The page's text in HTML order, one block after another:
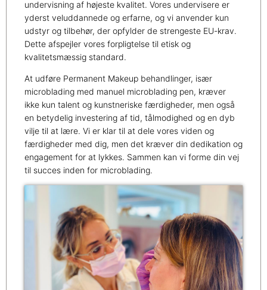
undervisning af højeste kvalitet. Vores undervisere er
yderst veluddannede og erfarne, og vi anvender kun
udstyr og tilbehør, der opfylder de strengeste EU-krav.
Dette afspejler vores forpligtelse til etisk og
kvalitetsmæssig standard.
At udføre Permanent Makeup behandlinger, især
microblading med manuel microblading pen, kræver
ikke kun talent og kunstneriske færdigheder, men også
en betydelig investering af tid, tålmodighed og en dyb
vilje til at lære. Vi er klar til at dele vores viden og
færdigheder med dig, men det kræver din dedikation og
engagement for at lykkes. Sammen kan vi forme din vej
til succes inden for microblading.